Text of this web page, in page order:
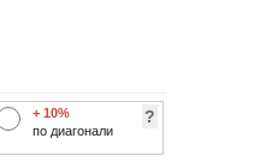
+ 10%
по диагонали
?